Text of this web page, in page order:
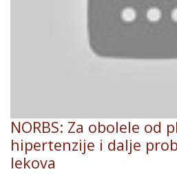
NORBS: Za obolele od
hipertenzije i dalje
lekova